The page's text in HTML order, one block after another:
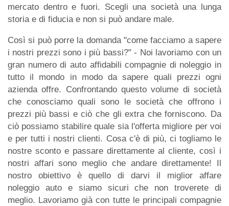
mercato dentro e fuori. Scegli una società una lunga
storia e di fiducia e non si può andare male.
Così si può porre la domanda "come facciamo a sapere
i nostri prezzi sono i più bassi?" - Noi lavoriamo con un
gran numero di auto affidabili compagnie di noleggio in
tutto il mondo in modo da sapere quali prezzi ogni
azienda offre. Confrontando questo volume di società
che conosciamo quali sono le società che offrono i
prezzi più bassi e ciò che gli extra che forniscono. Da
ciò possiamo stabilire quale sia l'offerta migliore per voi
e per tutti i nostri clienti. Cosa c'è di più, ci togliamo le
nostre sconto e passare direttamente al cliente, così i
nostri affari sono meglio che andare direttamente! Il
nostro obiettivo è quello di darvi il miglior affare
noleggio auto e siamo sicuri che non troverete di
meglio. Lavoriamo già con tutte le principali compagnie